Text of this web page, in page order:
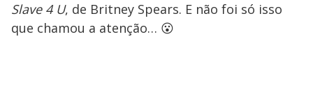
Slave 4 U, de Britney Spears. E não foi só isso
que chamou a atenção… 😮